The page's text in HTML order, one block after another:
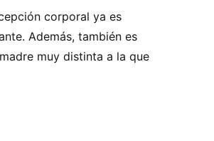
corporal ya es
Además, también es
muy distinta a la que